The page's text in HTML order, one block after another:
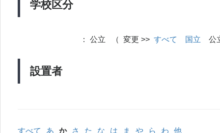
学校区分
設置者
： 公立 （ 変更 >> すべて 国立
すべて あ か さ た な は ま や ら わ
他